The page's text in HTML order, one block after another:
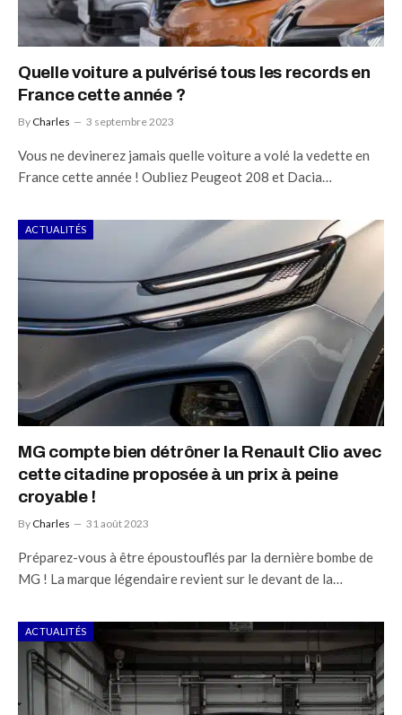
Quelle voiture a pulvérisé tous les records en
France cette année ?
By Charles 3 septembre 2023
Vous ne devinerez jamais quelle voiture a volé la vedette en
France cette année ! Oubliez Peugeot 208 et Dacia…
ACTUALITÉS
MG compte bien détrôner la Renault Clio avec
cette citadine proposée à un prix à peine
croyable !
By Charles 31 août 2023
Préparez-vous à être époustouflés par la dernière bombe de
MG ! La marque légendaire revient sur le devant de la…
ACTUALITÉS